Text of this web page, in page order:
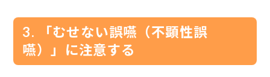
3. 「むせない誤嚥（不顕性誤
嚥）」に注意する